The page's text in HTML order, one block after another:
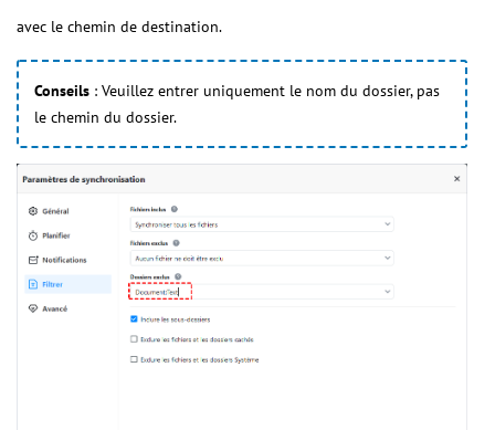
avec le chemin de destination.
Conseils : Veuillez entrer uniquement le nom du dossier, pas
le chemin du dossier.